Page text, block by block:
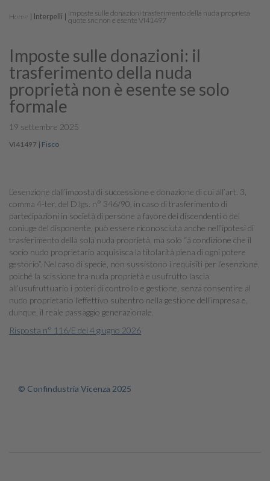
Home Interpelli
Imposte sulle donazioni trasferimento della nuda proprieta
quote snc non e esente VI41497
Imposte sulle donazioni: il
trasferimento della nuda
proprietà non è esente se solo
formale
19 settembre 2025
VI41497 | Fisco
L’esenzione dall’imposta di successione e donazione di cui all’art. 3,
comma 4-ter, del D.lgs. n° 346/90, in caso di trasferimento di
partecipazioni in società di persone a favore dei discendenti o del
coniuge del disponente, può essere riconosciuta anche nell’ipotesi di
trasferimento della sola nuda proprietà, ma solo “a condizione che il
socio nudo proprietario acquisisca la titolarità piena di ogni potere
gestorio”. Nel caso di specie, non sussistono i requisiti per l’esenzione,
poiché la scissione tra nuda proprietà e usufrutto lascia
all’usufruttuario i poteri di controllo e gestione, senza consentire al
nudo proprietario l’effettivo subentro nella gestione dell’impresa e,
dunque, il reale passaggio generazionale.
Risposta n° 116/E del 4 giugno 2026
© Confindustria Vicenza 2025